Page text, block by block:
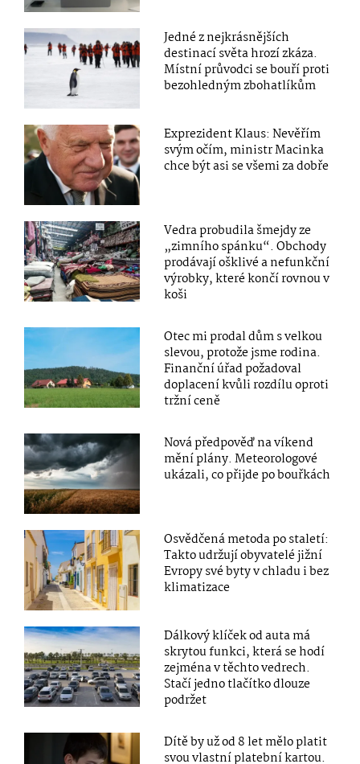
Jedné z nejkrásnějších
destinací světa hrozí zkáza.
Místní průvodci se bouří proti
bezohledným zbohatlíkům
Exprezident Klaus: Nevěřím
svým očím, ministr Macinka
chce být asi se všemi za dobře
Vedra probudila šmejdy ze
„zimního spánku“. Obchody
prodávají ošklivé a nefunkční
výrobky, které končí rovnou v
koši
Otec mi prodal dům s velkou
slevou, protože jsme rodina.
Finanční úřad požadoval
doplacení kvůli rozdílu oproti
tržní ceně
Nová předpověď na víkend
mění plány. Meteorologové
ukázali, co přijde po bouřkách
Osvědčená metoda po staletí:
Takto udržují obyvatelé jižní
Evropy své byty v chladu i bez
klimatizace
Dálkový klíček od auta má
skrytou funkci, která se hodí
zejména v těchto vedrech.
Stačí jedno tlačítko dlouze
podržet
Dítě by už od 8 let mělo platit
svou vlastní platební kartou.